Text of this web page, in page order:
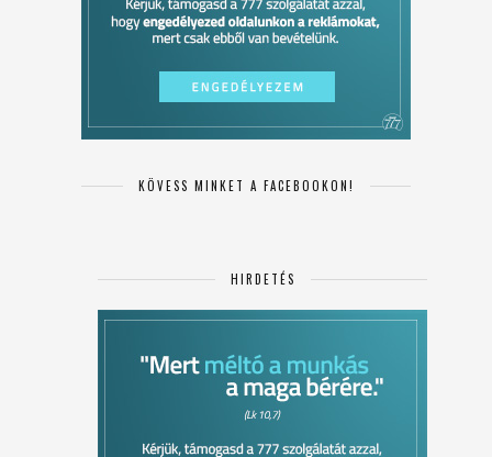
KÖVESS MINKET A FACEBOOKON!
HIRDETÉS